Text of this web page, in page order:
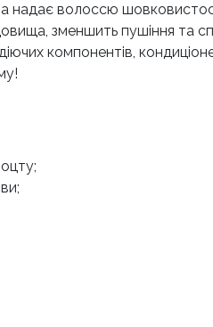
надає волоссю
зменшить пушіння
компонентів,